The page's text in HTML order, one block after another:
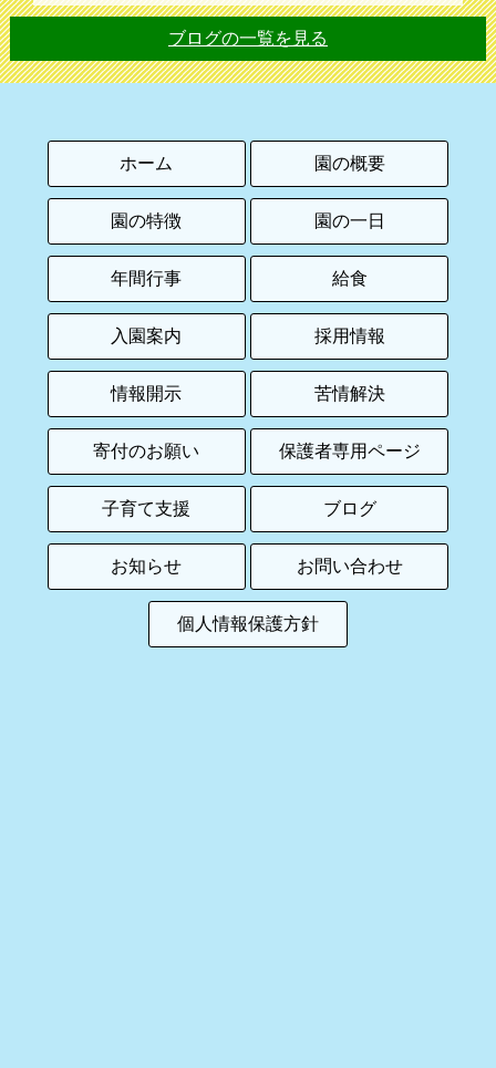
ブログの一覧を見る
ホーム 園の概要
園の特徴 園の一日
年間行事 給食
入園案内 採用情報
情報開示 苦情解決
寄付のお願い 保護者専用ページ
子育て支援 ブログ
お知らせ お問い合わせ
個人情報保護方針